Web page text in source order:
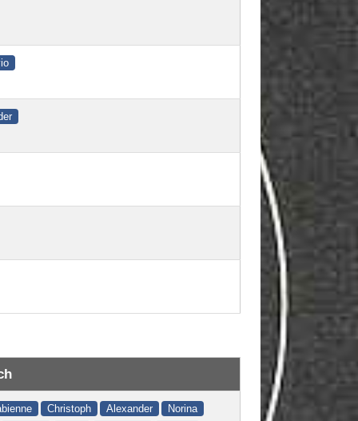
Christoph Alexander
Norina